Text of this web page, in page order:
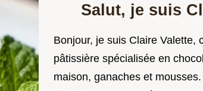
Salut, je suis
Bonjour, je suis Claire Valette,
pâtissière spécialisée en
maison, ganaches et